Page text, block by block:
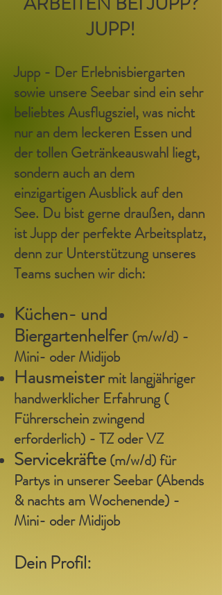
JUPP!
Jupp - Der Erlebnisbiergarten
sowie unsere Seebar sind ein sehr
beliebtes Ausflugsziel, was nicht
nur an dem leckeren Essen und
der tollen Getränkeauswahl liegt,
sondern auch an dem
einzigartigen Ausblick auf den
See. Du bist gerne draußen, dann
ist Jupp der perfekte Arbeitsplatz,
denn zur Unterstützung unseres
Teams suchen wir dich:
Küchen- und
Biergartenhelfer (m/w/d) -
Mini- oder Midijob
Hausmeistermit langjähriger
handwerklicher Erfahrung (
Führerschein zwingend
erforderlich) - TZ oder VZ
Servicekräfte (m/w/d) für
Partys in unserer Seebar (Abends
& nachts am Wochenende) -
Mini- oder Midijob
Dein Profil: